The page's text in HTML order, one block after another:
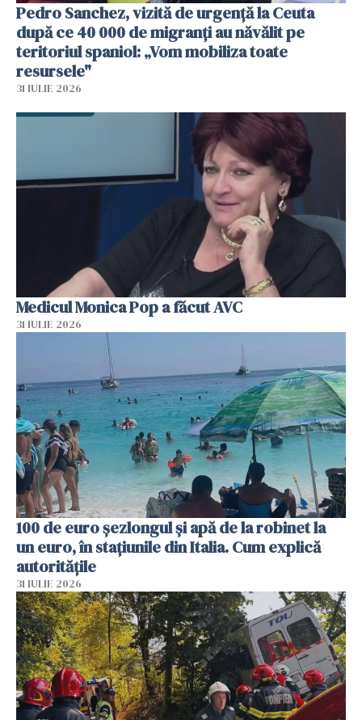
Pedro Sanchez, vizită de urgență la Ceuta
după ce 40 000 de migranți au năvălit pe
teritoriul spaniol: „Vom mobiliza toate
resursele"
31 IULIE 2026
Medicul Monica Pop a făcut AVC
31 IULIE 2026
100 de euro șezlongul și apă de la robinet la
un euro, în stațiunile din Italia. Cum explică
autoritățile
31 IULIE 2026